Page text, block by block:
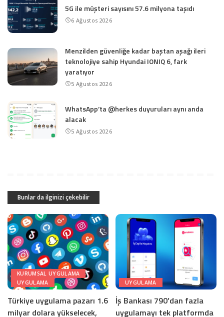
5G ile müşteri sayısını 57.6 milyona taşıdı
6 Ağustos 2026
Menzilden güvenliğe kadar baştan aşağı ileri
teknolojiye sahip Hyundai IONIQ 6, fark
yaratıyor
5 Ağustos 2026
WhatsApp’ta @herkes duyuruları aynı anda
alacak
5 Ağustos 2026
Bunlar da ilginizi çekebilir
KURUMSAL UYGULAMA
UYGULAMA
Türkiye uygulama pazarı 1.6
milyar dolara yükselecek,
UYGULAMA
İş Bankası 790’dan fazla
uygulamayı tek platformda